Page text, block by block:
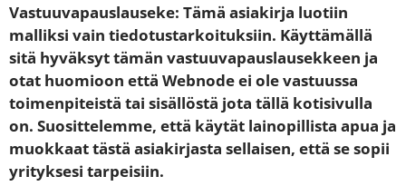
Vastuuvapauslauseke: Tämä asiakirja luotiin
malliksi vain tiedotustarkoituksiin. Käyttämällä
sitä hyväksyt tämän vastuuvapauslausekkeen ja
otat huomioon että Webnode ei ole vastuussa
toimenpiteistä tai sisällöstä jota tällä kotisivulla
on. Suosittelemme, että käytät lainopillista apua ja
muokkaat tästä asiakirjasta sellaisen, että se sopii
yrityksesi tarpeisiin.